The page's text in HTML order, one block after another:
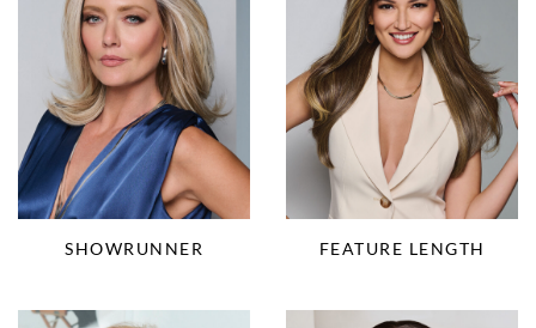
SHOWRUNNER FEATURE LENGTH